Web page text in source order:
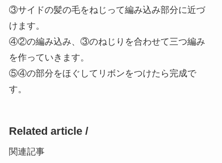
③サイドの髪の毛をねじって編み込み部分に近づ
けます。
④②の編み込み、③のねじりを合わせて三つ編み
を作っていきます。
⑤④の部分をほぐしてリボンをつけたら完成で
す。
Related article /
関連記事